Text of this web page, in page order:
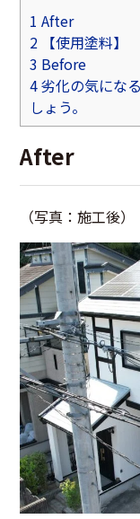
1 After
2 【使用塗料】
3 Before
4劣化の気にな
しょう。
After
（写真：施工後）